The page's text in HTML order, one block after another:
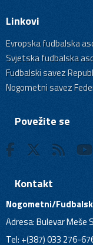
Linkovi
Evropska fudbalska
Svjetska fudbalska
Fudbalski savez
Nogometni savez
Povežite se
Kontakt
Nogometni/
Adresa: Bulevar Meše
Tel: +(387) 033 276-